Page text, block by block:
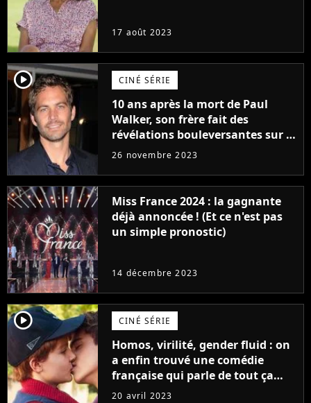
17 août 2023
player2 CINÉ SÉRIE
10 ans après la mort de Paul
Walker, son frère fait des
révélations bouleversantes sur la
réaction des acteurs de Fast and
26 novembre 2023
Miss France 2024 : la gagnante
déjà annoncée ! (Et ce n'est pas
un simple pronostic)
14 décembre 2023
player2 CINÉ SÉRIE
Homos, virilité, gender fluid : on
a enfin trouvé une comédie
française qui parle de tout ça
sans être super ringarde
20 avril 2023